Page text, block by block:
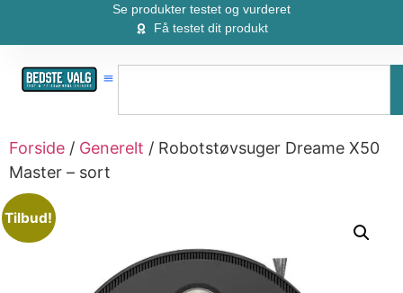
Se produkter testet og vurderet
Få testet dit produkt
Forside / Generelt / Robotstøvsuger Dreame X50
Master – sort
Tilbud!